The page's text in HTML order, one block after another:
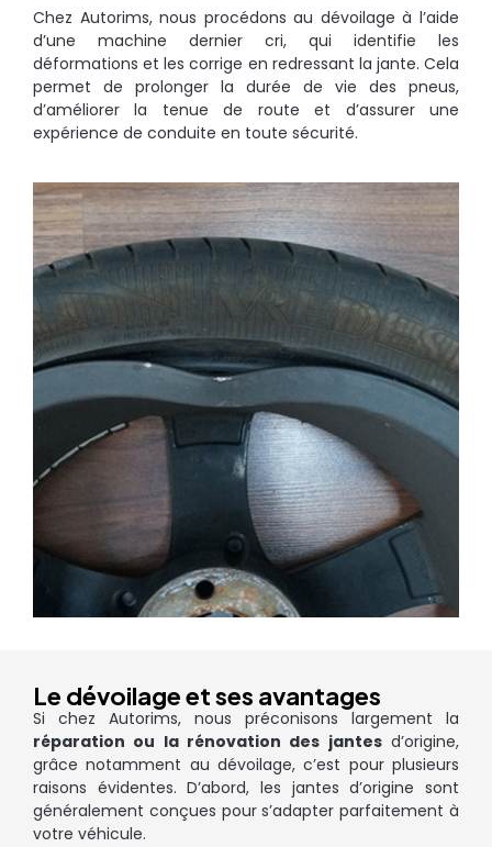
Chez Autorims, nous procédons au dévoilage à l’aide
d’une machine dernier cri, qui identifie les
déformations et les corrige en redressant la jante. Cela
permet de prolonger la durée de vie des pneus,
d’améliorer la tenue de route et d’assurer une
expérience de conduite en toute sécurité.
Le dévoilage et ses avantages
Si chez Autorims, nous préconisons largement la
réparation ou la rénovation des jantesd’origine,
grâce notamment au dévoilage, c’est pour plusieurs
raisons évidentes. D’abord, les jantes d’origine sont
généralement conçues pour s’adapter parfaitement à
votre véhicule.